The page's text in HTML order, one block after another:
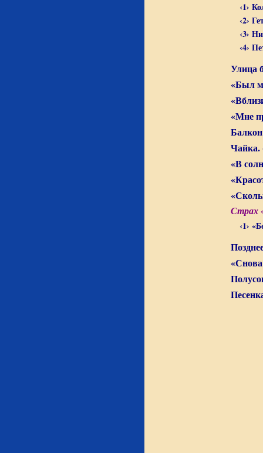
‹1›
‹2›
‹3›
‹4›
Улица
«Был
«Мне
Балкон
Чайка.
«В
Страх
‹1›